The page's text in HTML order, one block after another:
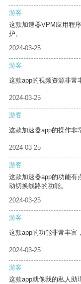
游客
这款加速器VPM应用程
护。
2024-03-25
游客
这款app的视频资源非常
2024-03-25
游客
这款加速器app的操作非
2024-03-25
游客
这款加速器app的功能有
动切换线路的功能。
2024-03-25
游客
这款app的功能非常丰富
2024-03-25
游客
这款app就像我的私人助